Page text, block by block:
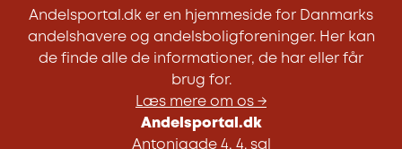
Andelsportal.dk er en hjemmeside for Danmarks
andelshavere og andelsboligforeninger. Her kan
de finde alle de informationer, de har eller får
brug for.
Læs mere om os →
Andelsportal.dk
Antonigade 4, 4. sal